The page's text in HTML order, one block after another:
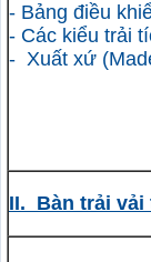
- Bảng điều
- Các kiểu trải
- Xuất xứ
II. Bàn trải